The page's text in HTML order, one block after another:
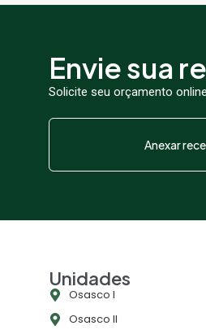
Envie sua
Solicite seu orçamento
Anexar
Unidades
Osasco l
Osasco ll